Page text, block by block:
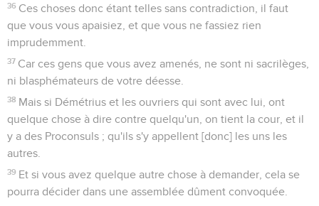
36 Ces choses donc étant telles sans contradiction, il faut
que vous vous apaisiez, et que vous ne fassiez rien
imprudemment.
37 Car ces gens que vous avez amenés, ne sont ni sacrilèges,
ni blasphémateurs de votre déesse.
38 Mais si Démétrius et les ouvriers qui sont avec lui, ont
quelque chose à dire contre quelqu'un, on tient la cour, et il
y a des Proconsuls ; qu'ils s'y appellent [donc] les uns les
autres.
39 Et si vous avez quelque autre chose à demander, cela se
pourra décider dans une assemblée dûment convoquée.